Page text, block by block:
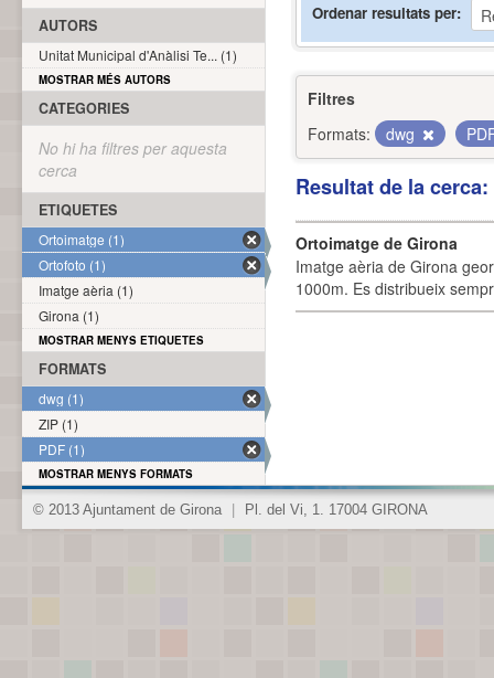
Ordenar resultats per
Filtres
Formats:
dwg
Resultat de la
Ortoimatge de Girona
Imatge aèria de Girona
1000m. Es distribueix
AUTORS
Unitat Municipal d'Anàlisi Te... (1)
MOSTRAR MÉS AUTORS
CATEGORIES
No hi ha filtres per aquesta
cerca
ETIQUETES
Ortoimatge (1)
Ortofoto (1)
Imatge aèria (1)
Girona (1)
MOSTRAR MENYS ETIQUETES
FORMATS
dwg (1)
ZIP (1)
PDF (1)
MOSTRAR MENYS FORMATS
© 2013 Ajuntament de Girona Pl. del Vi, 1. 17004 GIRONA